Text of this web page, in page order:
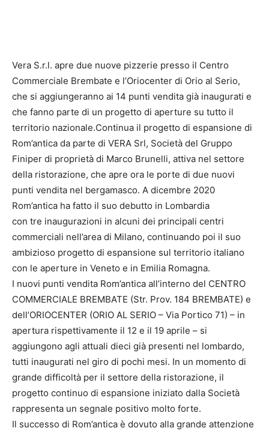
Vera S.r.l. apre due nuove pizzerie presso il Centro
Commerciale Brembate e l’Oriocenter di Orio al Serio,
che si aggiungeranno ai 14 punti vendita già inaugurati e
che fanno parte di un progetto di aperture su tutto il
territorio nazionale.Continua il progetto di espansione di
Rom’antica da parte di VERA Srl, Società del Gruppo
Finiper di proprietà di Marco Brunelli, attiva nel settore
della ristorazione, che apre ora le porte di due nuovi
punti vendita nel bergamasco. A dicembre 2020
Rom’antica ha fatto il suo debutto in Lombardia
con tre inaugurazioni in alcuni dei principali centri
commerciali nell’area di Milano, continuando poi il suo
ambizioso progetto di espansione sul territorio italiano
con le aperture in Veneto e in Emilia Romagna.
I nuovi punti vendita Rom’antica all’interno del CENTRO
COMMERCIALE BREMBATE (Str. Prov. 184 BREMBATE) e
dell’ORIOCENTER (ORIO AL SERIO – Via Portico 71) – in
apertura rispettivamente il 12 e il 19 aprile – si
aggiungono agli attuali dieci già presenti nel lombardo,
tutti inaugurati nel giro di pochi mesi. In un momento di
grande difficoltà per il settore della ristorazione, il
progetto continuo di espansione iniziato dalla Società
rappresenta un segnale positivo molto forte.
Il successo di Rom’antica è dovuto alla grande attenzione